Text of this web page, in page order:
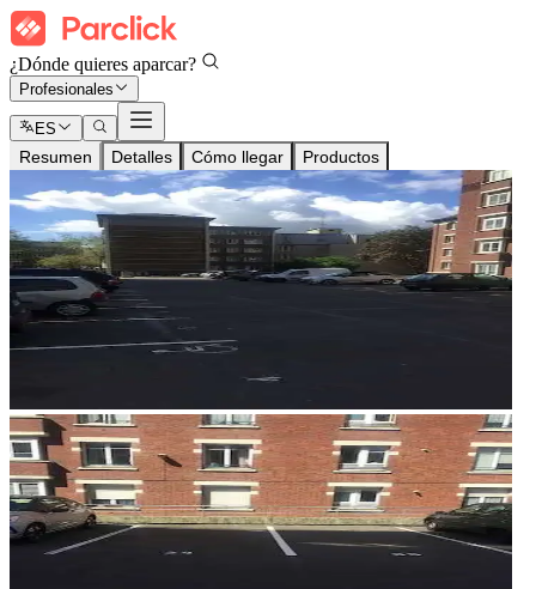
¿Dónde quieres aparcar?
Profesionales
ES
Resumen Detalles Cómo llegar Productos